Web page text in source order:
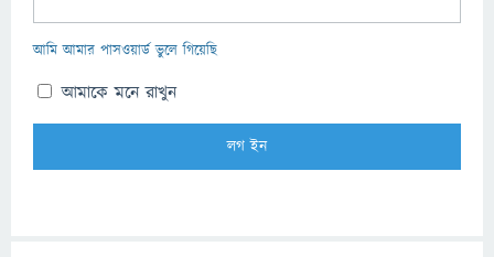
আমি আমার পাসওয়ার্ড ভুলে গিয়েছি
আমাকে মনে রাখুন